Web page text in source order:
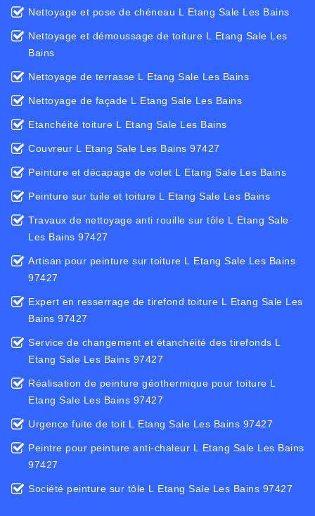
Nettoyage et pose de chéneau L Etang Sale Les Bains
Nettoyage et démoussage de toiture L Etang Sale Les
Bains
Nettoyage de terrasse L Etang Sale Les Bains
Nettoyage de façade L Etang Sale Les Bains
Etanchéité toiture L Etang Sale Les Bains
Couvreur L Etang Sale Les Bains 97427
Peinture et décapage de volet L Etang Sale Les Bains
Peinture sur tuile et toiture L Etang Sale Les Bains
Travaux de nettoyage anti rouille sur tôle L Etang Sale
Les Bains 97427
Artisan pour peinture sur toiture L Etang Sale Les Bains
97427
Expert en resserrage de tirefond toiture L Etang Sale Les
Bains 97427
Service de changement et étanchéité des tirefonds L
Etang Sale Les Bains 97427
Réalisation de peinture géothermique pour toiture L
Etang Sale Les Bains 97427
Urgence fuite de toit L Etang Sale Les Bains 97427
Peintre pour peinture anti-chaleur L Etang Sale Les Bains
97427
Société peinture sur tôle L Etang Sale Les Bains 97427